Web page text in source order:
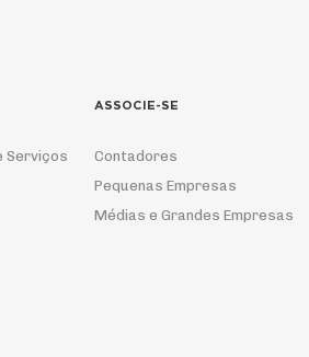
Serviços
ASSOCIE-SE
Contadores
Pequenas Empresas
Médias e Grandes Empresas